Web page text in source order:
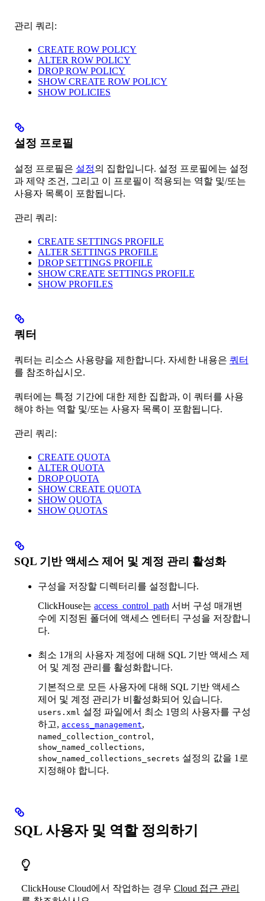
관리 쿼리:
CREATE ROW POLICY
ALTER ROW POLICY
DROP ROW POLICY
SHOW CREATE ROW POLICY
SHOW POLICIES
설정 프로필
설정 프로필은 설정의 집합입니다. 설정 프로필에는 설정
과 제약 조건, 그리고 이 프로필이 적용되는 역할 및/또는
사용자 목록이 포함됩니다.
관리 쿼리:
CREATE SETTINGS PROFILE
ALTER SETTINGS PROFILE
DROP SETTINGS PROFILE
SHOW CREATE SETTINGS PROFILE
SHOW PROFILES
쿼터
쿼터는 리소스 사용량을 제한합니다. 자세한 내용은 쿼터
를 참조하십시오.
쿼터에는 특정 기간에 대한 제한 집합과, 이 쿼터를 사용
해야 하는 역할 및/또는 사용자 목록이 포함됩니다.
관리 쿼리:
CREATE QUOTA
ALTER QUOTA
DROP QUOTA
SHOW CREATE QUOTA
SHOW QUOTA
SHOW QUOTAS
SQL 기반 액세스 제어 및 계정 관리 활성화
구성을 저장할 디렉터리를 설정합니다.
ClickHouse는 access_control_path 서버 구성 매개변
수에 지정된 폴더에 액세스 엔터티 구성을 저장합니
다.
최소 1개의 사용자 계정에 대해 SQL 기반 액세스 제
어 및 계정 관리를 활성화합니다.
기본적으로 모든 사용자에 대해 SQL 기반 액세스
제어 및 계정 관리가 비활성화되어 있습니다.
users.xml 설정 파일에서 최소 1명의 사용자를 구성
하고, access_management,
named_collection_control ,
show_named_collections,
show_named_collections_secrets 설정의 값을 1로
지정해야 합니다.
SQL 사용자 및 역할 정의하기
ClickHouse Cloud에서 작업하는 경우 Cloud 접근 관리